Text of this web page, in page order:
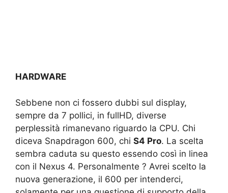
HARDWARE
Sebbene non ci fossero dubbi sul display,
sempre da 7 pollici, in fullHD, diverse
perplessità rimanevano riguardo la CPU. Chi
diceva Snapdragon 600, chi S4 Pro. La scelta
sembra caduta su questo essendo così in linea
con il Nexus 4. Personalmente ? Avrei scelto la
nuova generazione, il 600 per intenderci,